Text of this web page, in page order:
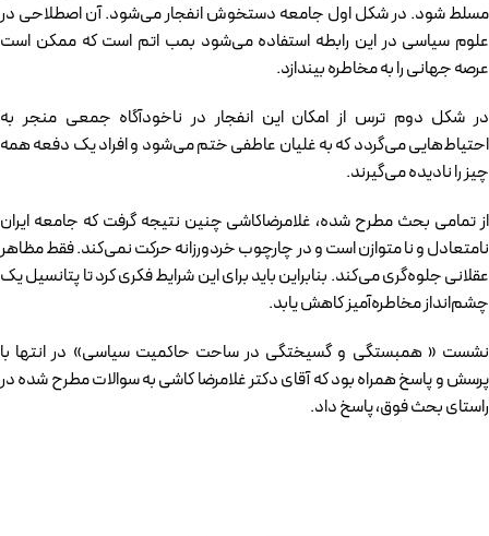
مسلط شود. در شکل اول جامعه دستخوش انفجار می‌شود. آن اصطلاحی در
علوم سیاسی در این رابطه استفاده می‌شود بمب اتم است که ممکن است
عرصه جهانی را به مخاطره بیندازد.
در شکل دوم ترس از امکان این انفجار در ناخودآگاه جمعی منجر به
احتیاط‌هایی می‌گردد که به غلیان عاطفی ختم می‌شود و افراد یک دفعه همه
چیز را نادیده می‌گیرند.
از تمامی بحث مطرح شده، غلامرضاکاشی چنین نتیجه گرفت که جامعه ایران
نامتعادل و نا متوازن است و در چارچوب خردورزانه حرکت نمی‌کند. فقط مظاهر
عقلانی جلوه‌گری می‌کند. بنابراین باید برای این شرایط فکری کرد تا پتانسیل یک
چشم‌انداز مخاطره‌آمیز کاهش یابد.
نشست « همبستگی و گسیختگی در ساحت حاکمیت سیاسی» در انتها با
پرسش و پاسخ همراه بود که آقای دکتر غلامرضا کاشی به سوالات مطرح شده در
راستای بحث فوق، پاسخ داد.